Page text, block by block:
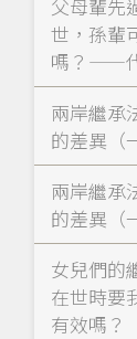
父母輩先
世，孫輩
嗎？——
兩岸繼承
的差異（
兩岸繼承
的差異（
女兒們的
在世時要
有效嗎？